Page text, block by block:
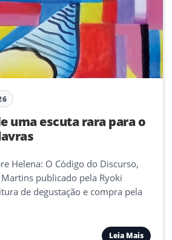
uma escuta rara para o
Helena: O Código do Discurso,
publicado pela Ryoki
de degustação e compra pela
Leia Mais